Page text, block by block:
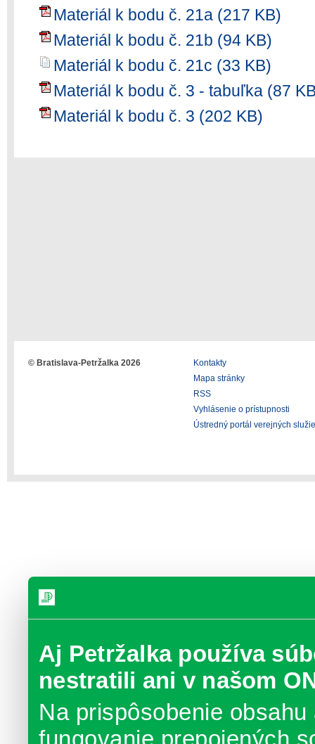
Aj Petržalka používa
nestratili ani v našom
Na prispôsobenie
Materiál k bodu č. 21a (217 KB)
Materiál k bodu č. 21b (94 KB)
Materiál k bodu č. 21c (33 KB)
Materiál k bodu č. 3 - tabuľka (87
Materiál k bodu č. 3 (202 KB)
© Bratislava-Petržalka 2026
Kontakty
Mapa stránky
RSS
Vyhlásenie o prístupnosti
Ústredný portál verejných